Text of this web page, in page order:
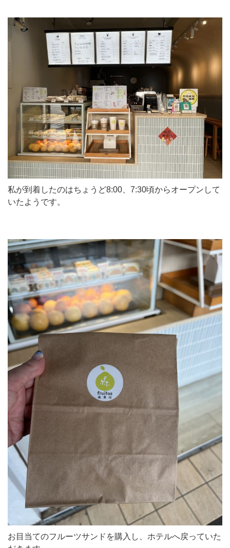
私が到着したのはちょうど8:00、7:30頃からオープンして
いたようです。
お目当てのフルーツサンドを購入し、ホテルへ戻っていた